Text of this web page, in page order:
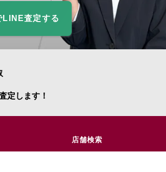
LINE査定する
定します！
店舗検索